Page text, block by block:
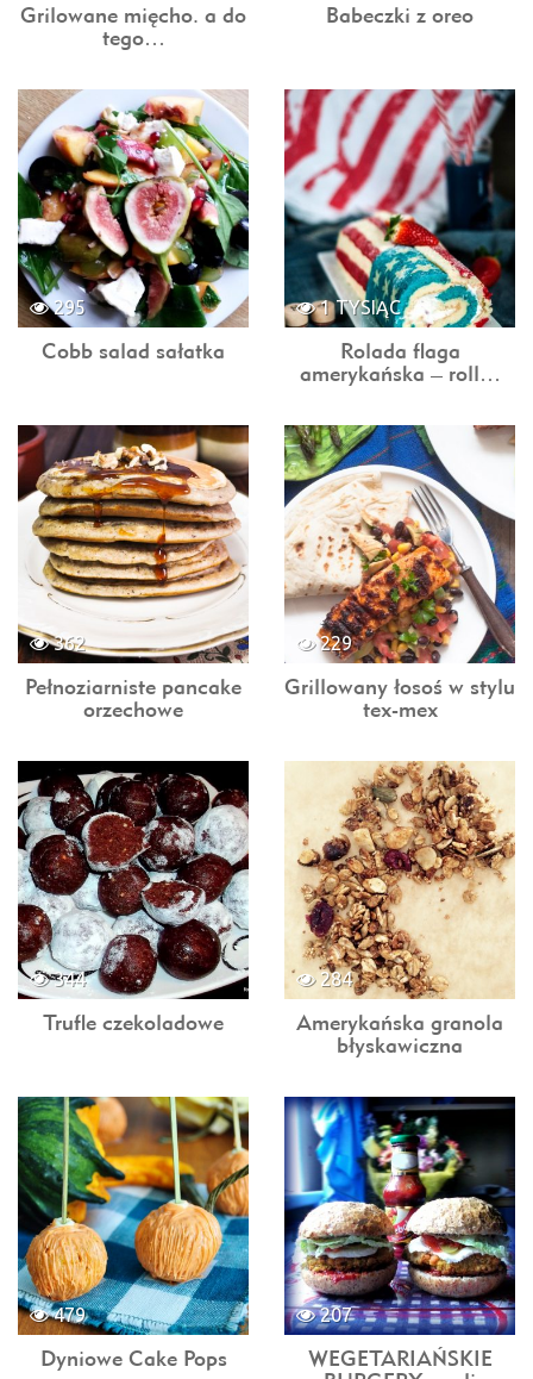
Grilowane mięcho. a do
tego…
Babeczki z oreo
295
Cobb salad sałatka
1 TYSIĄC
Rolada flaga
amerykańska – roll…
362
Pełnoziarniste pancake
orzechowe
229
Grillowany łosoś w stylu
tex-mex
344
Trufle czekoladowe
284
Amerykańska granola
błyskawiczna
479
Dyniowe Cake Pops
207
WEGETARIAŃSKIE